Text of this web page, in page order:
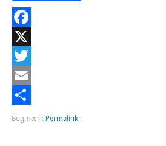
Facebook
X
Twitter
Email
Del
Bogmærk Permalink.